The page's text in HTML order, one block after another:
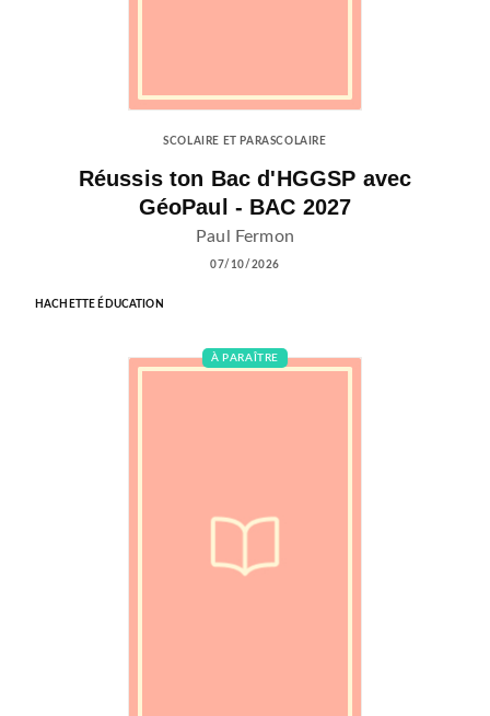
SCOLAIRE ET PARASCOLAIRE
Réussis ton Bac d'HGGSP avec
GéoPaul - BAC 2027
Paul Fermon
07/10/2026
HACHETTE ÉDUCATION
À PARAÎTRE